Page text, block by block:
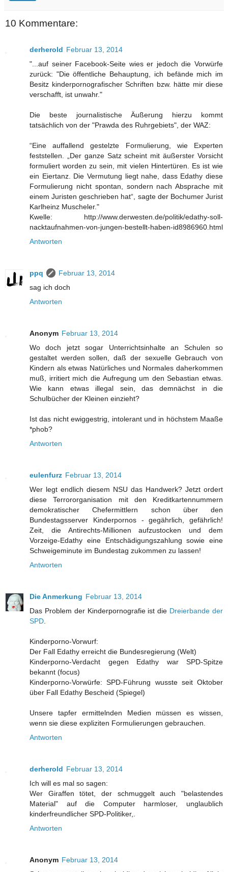
10 Kommentare:
derherold Februar 13, 2014
"...auf seiner Facebook-Seite wies er jedoch die Vorwürfe
zurück: "Die öffentliche Behauptung, ich befände mich im
Besitz kinderpornografischer Schriften bzw. hätte mir diese
verschafft, ist unwahr."
Die beste journalistische Äußerung hierzu kommt
tatsächlich von der "Prawda des Ruhrgebiets", der WAZ:
“Eine auffallend gestelzte Formulierung, wie Experten
feststellen. „Der ganze Satz scheint mit äußerster Vorsicht
formuliert worden zu sein, mit vielen Hintertüren. Es ist wie
ein Eiertanz. Die Vermutung liegt nahe, dass Edathy diese
Formulierung nicht spontan, sondern nach Absprache mit
einem Juristen geschrieben hat“, sagte der Bochumer Jurist
Karlheinz Muscheler."
Kwelle: http://www.derwesten.de/politik/edathy-soll-
nacktaufnahmen-von-jungen-bestellt-haben-id8986960.html
Antworten
ppq
Februar 13, 2014
sag ich doch
Antworten
Anonym Februar 13, 2014
Wo doch jetzt sogar Unterrichtsinhalte an Schulen so
gestaltet werden sollen, daß der sexuelle Gebrauch von
Kindern als etwas Natürliches und Normales daherkommen
muß, irritiert mich die Aufregung um den Sebastian etwas.
Wie kann etwas illegal sein, das demnächst in die
Schulbücher der Kleinen einzieht?
Ist das nicht ewiggestrig, intolerant und in höchstem Maaße
*phob?
Antworten
eulenfurz Februar 13, 2014
Wer legt endlich diesem NSU das Handwerk? Jetzt ordert
diese Terrororganisation mit den Kreditkartennummern
demokratischer Chefermittlern schon über den
Bundestagsserver Kinderpornos - gegährlich, gefährlich!
Zeit, die Antirechts-Millionen aufzustocken und dem
Vorzeige-Edathy eine Entschädigungszahlung sowie eine
Schweigeminute im Bundestag zukommen zu lassen!
Antworten
Die Anmerkung Februar 13, 2014
Das Problem der Kinderpornografie ist die Dreierbande der
SPD.
Kinderporno-Vorwurf:
Der Fall Edathy erreicht die Bundesregierung (Welt)
Kinderporno-Verdacht gegen Edathy war SPD-Spitze
bekannt (focus)
Kinderporno-Vorwürfe: SPD-Führung wusste seit Oktober
über Fall Edathy Bescheid (Spiegel)
Unsere tapfer ermittelnden Medien müssen es wissen,
wenn sie diese expliziten Formulierungen gebrauchen.
Antworten
derherold Februar 13, 2014
Ich will es mal so sagen:
Wer Giraffen tötet, der schmuggelt auch "belastendes
Material" auf die Computer harmloser, unglaublich
kinderfreundlicher SPD-Politiker,.
Antworten
Anonym Februar 13, 2014